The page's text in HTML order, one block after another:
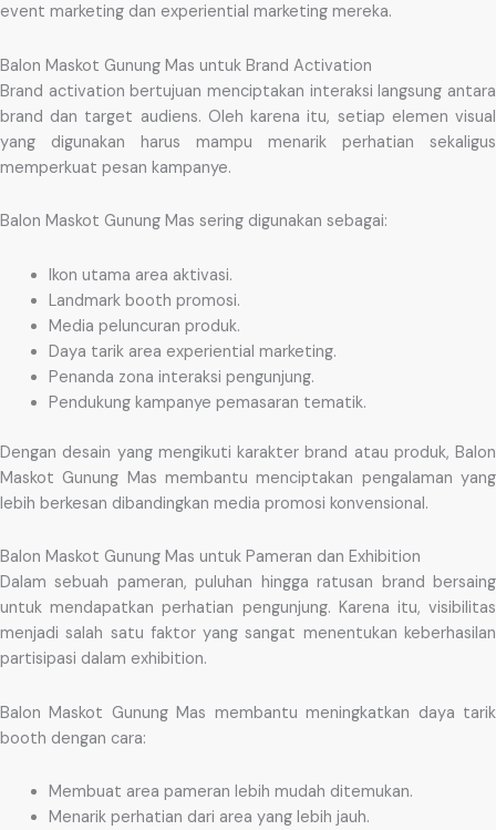
event marketing dan experiential marketing mereka.
Balon Maskot Gunung Mas untuk Brand Activation
Brand activation bertujuan menciptakan interaksi langsung antara
brand dan target audiens. Oleh karena itu, setiap elemen visual
yang digunakan harus mampu menarik perhatian sekaligus
memperkuat pesan kampanye.
Balon Maskot Gunung Mas sering digunakan sebagai:
Ikon utama area aktivasi.
Landmark booth promosi.
Media peluncuran produk.
Daya tarik area experiential marketing.
Penanda zona interaksi pengunjung.
Pendukung kampanye pemasaran tematik.
Dengan desain yang mengikuti karakter brand atau produk, Balon
Maskot Gunung Mas membantu menciptakan pengalaman yang
lebih berkesan dibandingkan media promosi konvensional.
Balon Maskot Gunung Mas untuk Pameran dan Exhibition
Dalam sebuah pameran, puluhan hingga ratusan brand bersaing
untuk mendapatkan perhatian pengunjung. Karena itu, visibilitas
menjadi salah satu faktor yang sangat menentukan keberhasilan
partisipasi dalam exhibition.
Balon Maskot Gunung Mas membantu meningkatkan daya tarik
booth dengan cara:
Membuat area pameran lebih mudah ditemukan.
Menarik perhatian dari area yang lebih jauh.